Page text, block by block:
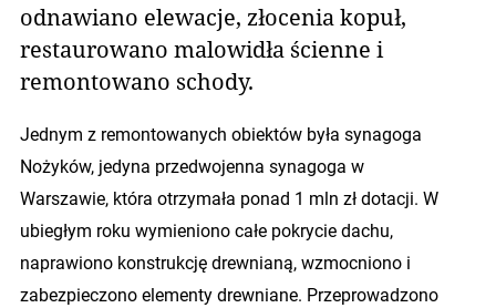
odnawiano elewacje, złocenia kopuł,
restaurowano malowidła ścienne i
remontowano schody.
Jednym z remontowanych obiektów była synagoga
Nożyków, jedyna przedwojenna synagoga w
Warszawie, która otrzymała ponad 1 mln zł dotacji. W
ubiegłym roku wymieniono całe pokrycie dachu,
naprawiono konstrukcję drewnianą, wzmocniono i
zabezpieczono elementy drewniane. Przeprowadzono